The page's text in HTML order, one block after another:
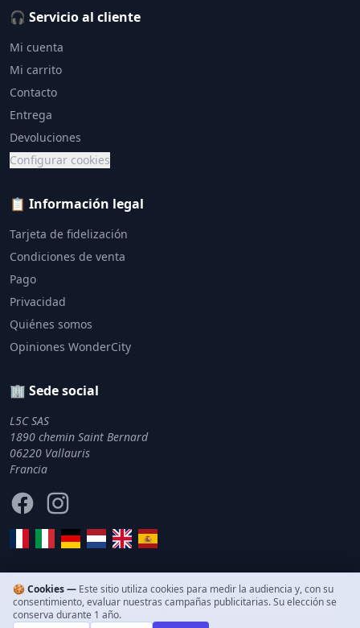
🎧 Servicio al cliente
Mi cuenta
Mi carrito
Contacto
Entrega
Devoluciones
Configurar cookies
📋 Información legal
Tarjeta de fidelización
Condiciones de venta
Pago
Privacidad
Quiénes somos
Opiniones WonderCity
🏢 Sede social
L5C SAS
1890 chemin Saint Bernard
06220 Vallauris
Francia
FacebookInstagram
© 2011–2026 WonderCity. Todos los derechos reservados.
🍪 Cookies — Este sitio utiliza cookies para medir la audiencia y, con su
consentimiento, evaluar nuestras campañas publicitarias. Su elección se
conserva durante 1 año.